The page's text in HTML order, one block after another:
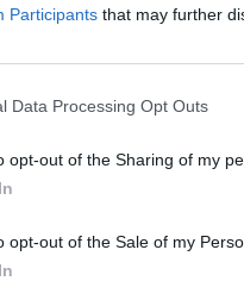
Participants that may further
Data Processing Opt Outs
opt-out of the Sharing of my
opt-out of the Sale of my
Pilze - Mund
Antibiotika - Chinolone
Schmerz - Morphin-
Antibiotika - Penizilline
Blutdruck - Beta-Blocker